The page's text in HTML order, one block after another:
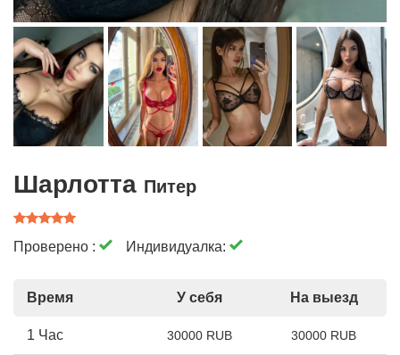
Шарлотта Питер
Проверено : Индивидуалка:
Время У себя На выезд
1 Час 30000 RUB 30000 RUB